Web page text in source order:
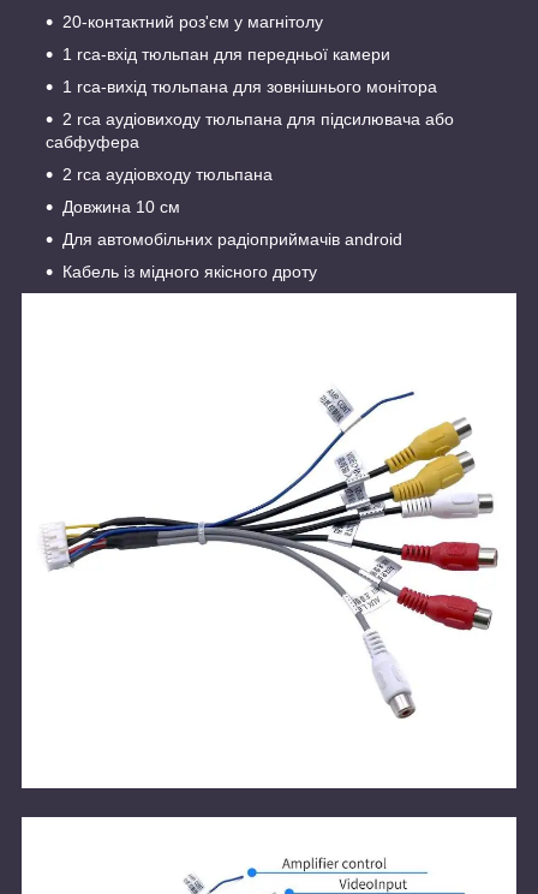
20-контактний роз'єм у магнітолу
1 rca-вхід тюльпан для передньої камери
1 rca-вихід тюльпана для зовнішнього монітора
2 rca аудіовиходу тюльпана для підсилювача або
сабфуфера
2 rca аудіовходу тюльпана
Довжина 10 см
Для автомобільних радіоприймачів android
Кабель із мідного якісного дроту